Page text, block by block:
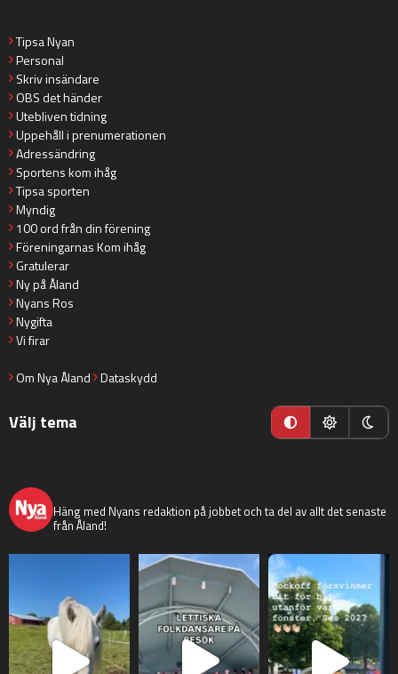
Tipsa Nyan
Personal
Skriv insändare
OBS det händer
Utebliven tidning
Uppehåll i prenumerationen
Adressändring
Sportens kom ihåg
Tipsa sporten
Myndig
100 ord från din förening
Föreningarnas Kom ihåg
Gratulerar
Ny på Åland
Nyans Ros
Nygifta
Vi firar
Om Nya Åland Dataskydd
Välj tema
Häng med Nyans redaktion på jobbet och ta del av allt det senaste
från Åland!